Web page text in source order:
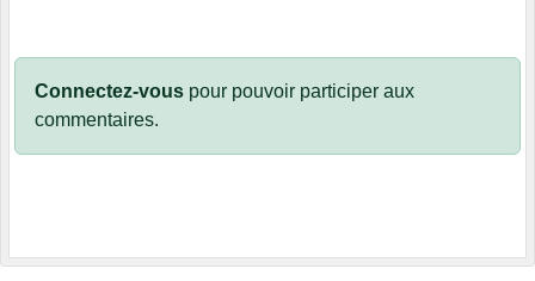
Connectez-vous pour pouvoir participer aux
commentaires.